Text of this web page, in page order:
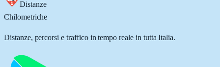
Distanze
Chilometriche
Distanze, percorsi e traffico in tempo reale in tutta Italia.